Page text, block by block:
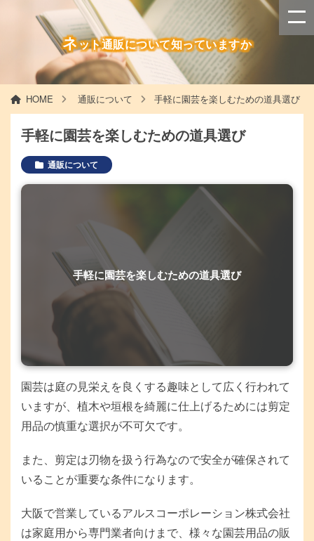
ネット通販について知っていますか
HOME 通販について 手軽に園芸を楽しむための道具選び
手軽に園芸を楽しむための道具選び
通販について
手軽に園芸を楽しむための道具選び
園芸は庭の見栄えを良くする趣味として広く行われて
いますが、植木や垣根を綺麗に仕上げるためには剪定
用品の慎重な選択が不可欠です。
また、剪定は刃物を扱う行為なので安全が確保されて
いることが重要な条件になります。
大阪で営業しているアルスコーポレーション株式会社
は家庭用から専門業者向けまで、様々な園芸用品の販